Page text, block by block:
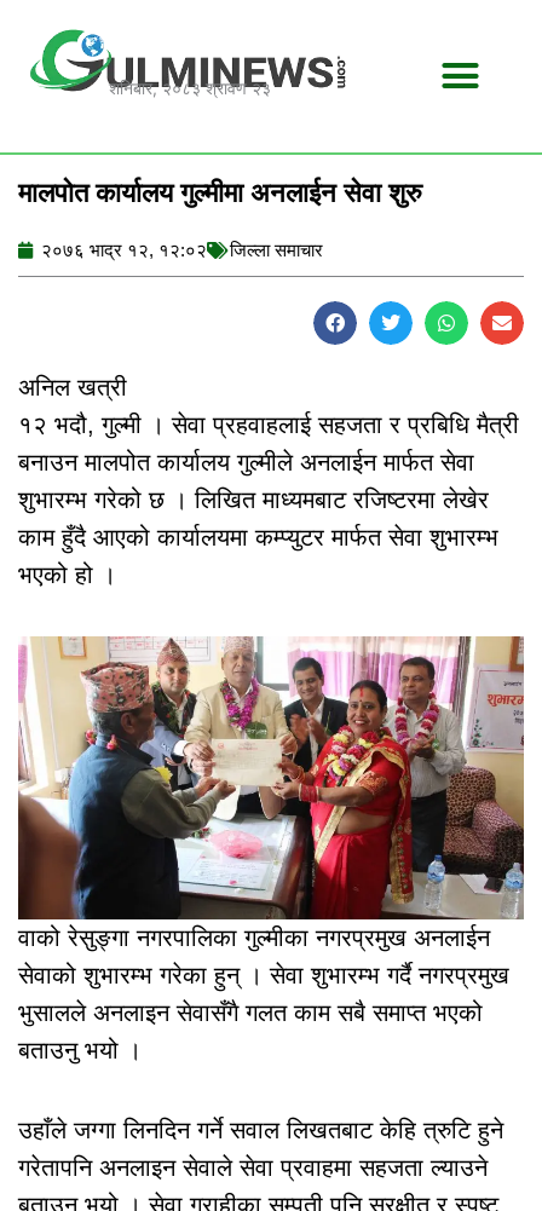
content
शनिबार, २०८३ श्रावण २३
मालपोत कार्यालय गुल्मीमा अनलाईन सेवा शुरु
२०७६ भाद्र १२, १२:०२ जिल्ला समाचार
अनिल खत्री
१२ भदौ, गुल्मी । सेवा प्रहवाहलाई सहजता र प्रबिधि मैत्री
बनाउन मालपोत कार्यालय गुल्मीले अनलाईन मार्फत सेवा
शुभारम्भ गरेको छ । लिखित माध्यमबाट रजिष्टरमा लेखेर
काम हुँदै आएको कार्यालयमा कम्प्युटर मार्फत सेवा शुभारम्भ
भएको हो ।
वाको रेसुङ्गा नगरपालिका गुल्मीका नगरप्रमुख अनलाईन
सेवाको शुभारम्भ गरेका हुन् । सेवा शुभारम्भ गर्दै नगरप्रमुख
भुसालले अनलाइन सेवासँगै गलत काम सबै समाप्त भएको
बताउनु भयो ।
उहाँले जग्गा लिनदिन गर्ने सवाल लिखतबाट केहि त्रुटि हुने
गरेतापनि अनलाइन सेवाले सेवा प्रवाहमा सहजता ल्याउने
बताउनु भयो । सेवा ग्राहीका सम्पती पनि सुरक्षीत र स्पष्ट